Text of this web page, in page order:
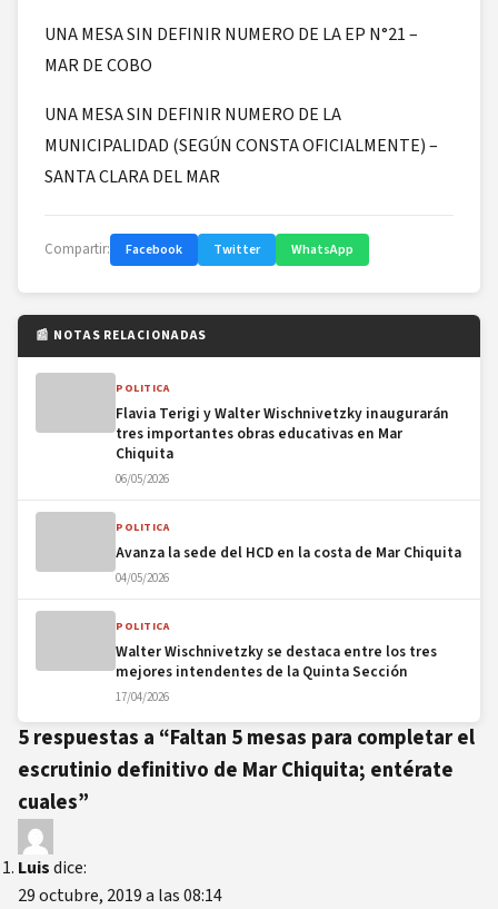
UNA MESA SIN DEFINIR NUMERO DE LA EP N°21 –
MAR DE COBO
UNA MESA SIN DEFINIR NUMERO DE LA
MUNICIPALIDAD (SEGÚN CONSTA OFICIALMENTE) –
SANTA CLARA DEL MAR
Compartir: Facebook Twitter WhatsApp
📰 NOTAS RELACIONADAS
POLITICA
Flavia Terigi y Walter Wischnivetzky inaugurarán
tres importantes obras educativas en Mar
Chiquita
06/05/2026
POLITICA
Avanza la sede del HCD en la costa de Mar Chiquita
04/05/2026
POLITICA
Walter Wischnivetzky se destaca entre los tres
mejores intendentes de la Quinta Sección
17/04/2026
5 respuestas a “Faltan 5 mesas para completar el
escrutinio definitivo de Mar Chiquita; entérate
cuales”
Luisdice:
29 octubre, 2019 a las 08:14